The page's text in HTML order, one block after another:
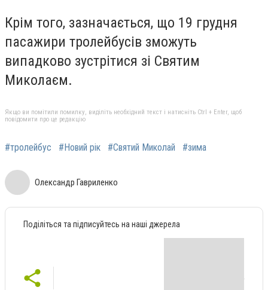
Крім того, зазначається, що 19 грудня
пасажири тролейбусів зможуть
випадково зустрітися зі Святим
Миколаєм.
Якщо ви помітили помилку, виділіть необхідний текст і натисніть Ctrl + Enter, щоб
повідомити про це редакцію
#тролейбус #Новий рік #Святий Миколай #зима
Олександр Гавриленко
Поділіться та підписуйтесь на наші джерела